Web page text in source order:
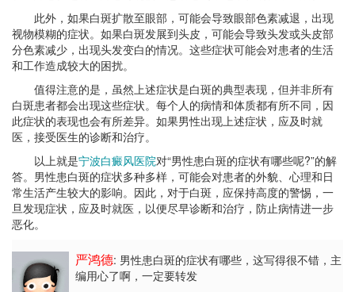
此外，如果白斑扩散至眼部，可能会导致眼部色素减退，出现
视物模糊的症状。如果白斑发展到头皮，可能会导致头发或头皮部
分色素减少，出现头发变白的情况。这些症状可能会对患者的生活
和工作造成较大的困扰。
值得注意的是，虽然上述症状是白斑的典型表现，但并非所有
白斑患者都会出现这些症状。每个人的病情和体质都有所不同，因
此症状的表现也会有所差异。如果男性出现上述症状，应及时就
医，接受医生的诊断和治疗。
以上就是宁波白癜风医院对“男性患白斑的症状有哪些呢?”的解
答。男性患白斑的症状多种多样，可能会对患者的外貌、心理和日
常生活产生较大的影响。因此，对于白斑，应保持高度的警惕，一
旦发现症状，应及时就医，以便尽早诊断和治疗，防止病情进一步
恶化。
严鸿德: 男性患白斑的症状有哪些，这写得很不错，主
编用心了啊，一定要转发